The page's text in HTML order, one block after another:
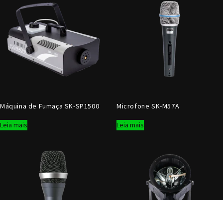
Máquina de Fumaça SK-SP1500
Leia mais
Microfone SK-M57A
Leia mais